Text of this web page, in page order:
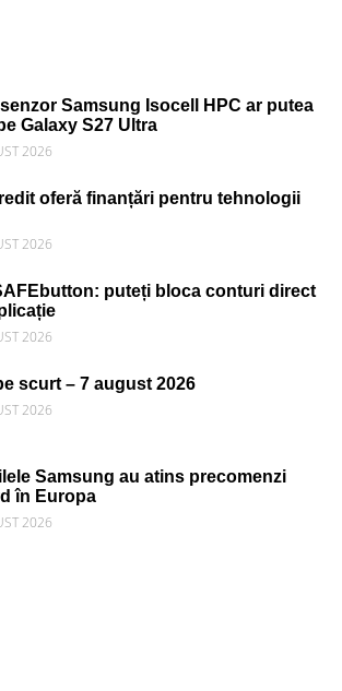
Samsung Isocell HPC ar putea
Galaxy S27 Ultra
2026
oferă finanțări pentru tehnologii
2026
puteți bloca conturi direct
2026
scurt – 7 august 2026
2026
Samsung au atins precomenzi
în Europa
2026